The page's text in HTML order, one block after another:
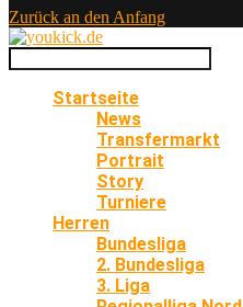
Zurück an den Anfang
Startseite
News
Transfermarkt
Portrait
Story
Turniere
Herren
Bundesliga
2. Bundesliga
3. Liga